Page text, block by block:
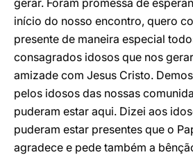
gerar. Foram promessa de
início do nosso encontro, quero
presente de maneira especial
consagrados idosos que nos
amizade com Jesus Cristo.
pelos idosos das nossas
puderam estar aqui. Dizei aos
puderam estar presentes que o
agradece e pede também a